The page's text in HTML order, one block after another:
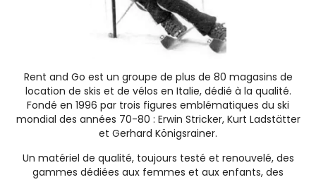
Rent and Go est un groupe de plus de 80 magasins de
location de skis et de vélos en Italie, dédié à la qualité.
Fondé en 1996 par trois figures emblématiques du ski
mondial des années 70-80 : Erwin Stricker, Kurt Ladstätter
et Gerhard Königsrainer.
Un matériel de qualité, toujours testé et renouvelé, des
gammes dédiées aux femmes et aux enfants, des